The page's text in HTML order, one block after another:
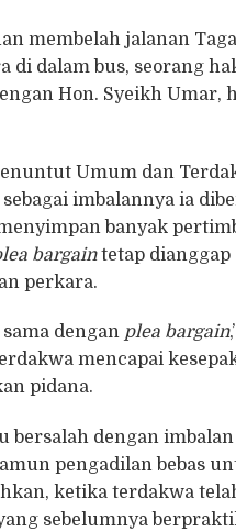
membelah jalanan
di dalam bus, seorang
Hon. Syeikh Umar,
Umum dan
imbalannya ia
banyak
bargaintetap dianggap
perkara.
dengan plea bargain
mencapai
pidana.
dengan
pengadilan bebas
ketika terdakwa
sebelumnya